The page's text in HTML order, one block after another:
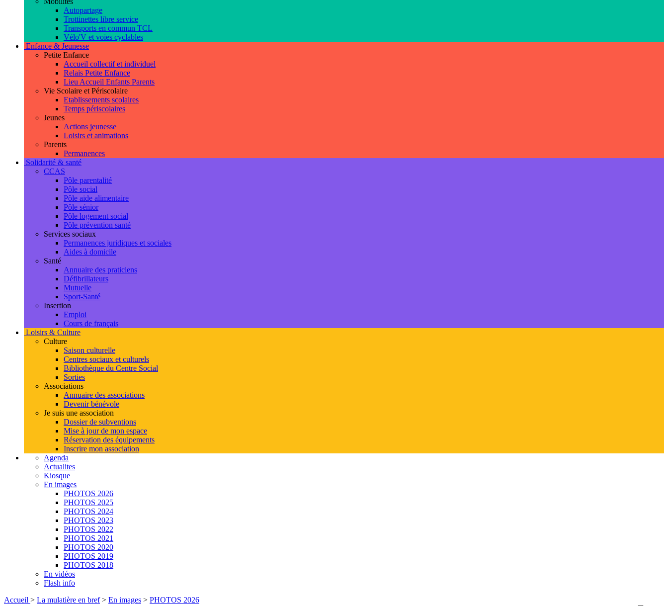
Autopartage
Trottinettes libre service
Transports en commun TCL
Vélo'V et voies cyclables
Enfance & Jeunesse
Petite Enfance
Accueil collectif et individuel
Relais Petite Enfance
Lieu Accueil Enfants Parents
Vie Scolaire et Périscolaire
Etablissements scolaires
Temps périscolaires
Jeunes
Actions jeunesse
Loisirs et animations
Parents
Permanences
Solidarité & santé
CCAS
Pôle parentalité
Pôle social
Pôle aide alimentaire
Pôle sénior
Pôle logement social
Pôle prévention santé
Services sociaux
Permanences juridiques et sociales
Aides à domicile
Santé
Annuaire des praticiens
Défibrillateurs
Mutuelle
Sport-Santé
Insertion
Emploi
Cours de français
Loisirs & Culture
Culture
Saison culturelle
Centres sociaux et culturels
Bibliothèque du Centre Social
Sorties
Associations
Annuaire des associations
Devenir bénévole
Je suis une association
Dossier de subventions
Mise à jour de mon espace
Réservation des équipements
Inscrire mon association
Agenda
Actualites
Kiosque
En images
PHOTOS 2026
PHOTOS 2025
PHOTOS 2024
PHOTOS 2023
PHOTOS 2022
PHOTOS 2021
PHOTOS 2020
PHOTOS 2019
PHOTOS 2018
En vidéos
Flash info
Accueil > La mulatière en bref > En images > PHOTOS 2026